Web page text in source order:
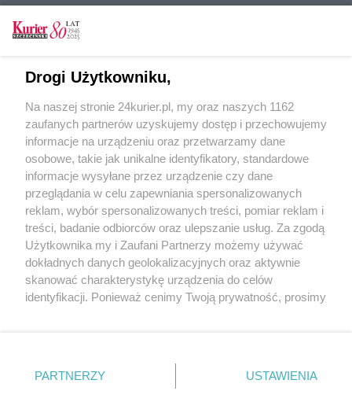
Spłonął warsztat
Akcja w Mierzynie dobiega końca
W Mierzynie pali się dom
POGODA
14℃
Zobacz prognozę na 3 dni
Copyright © 2022 Kurier Szczeciński sp. z o.o.
Wszelkie prawa zastrzeżone
Drogi Użytkowniku,
Na naszej stronie 24kurier.pl, my oraz naszych 1162
zaufanych partnerów uzyskujemy dostęp i przechowujemy
informacje na urządzeniu oraz przetwarzamy dane
osobowe, takie jak unikalne identyfikatory, standardowe
informacje wysyłane przez urządzenie czy dane
przeglądania w celu zapewniania spersonalizowanych
reklam, wybór spersonalizowanych treści, pomiar reklam i
treści, badanie odbiorców oraz ulepszanie usług. Za zgodą
Użytkownika my i Zaufani Partnerzy możemy używać
dokładnych danych geolokalizacyjnych oraz aktywnie
skanować charakterystykę urządzenia do celów
identyfikacji. Ponieważ cenimy Twoją prywatność, prosimy
prywatności znajdujący się w lewym dolnym rogu strony
. Niektóre rodzaje przetwarzania danych nie wymagają
PARTNERZY USTAWIENIA